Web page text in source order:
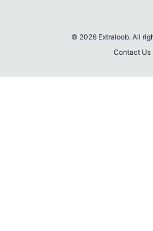
© 2026 Extraloob. All
Contact Us